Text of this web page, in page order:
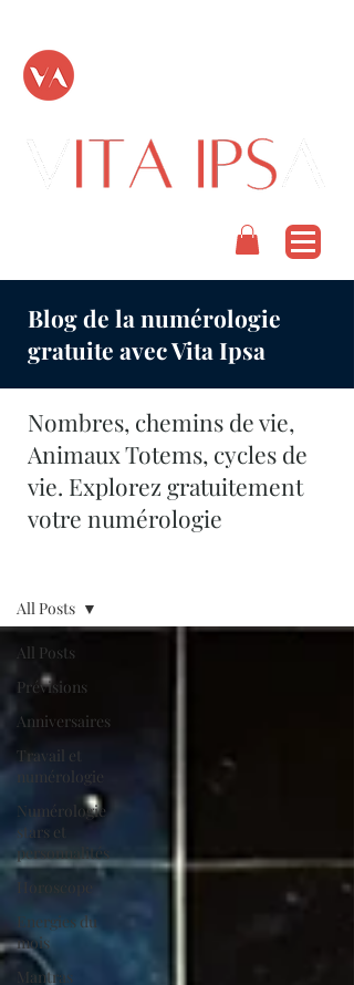
Blog de la numérologie
gratuite avec Vita Ipsa
Nombres, chemins de vie,
Animaux Totems, cycles de
vie. Explorez gratuitement
votre numérologie
All Posts
Prévisions
Anniversaires
Travail et
numérologie
Numérologie
stars et
personnalités
Horoscope
Energies du
mois
Mantras
All Posts